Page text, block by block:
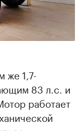
же 1,7-
83 л.с. и
работает